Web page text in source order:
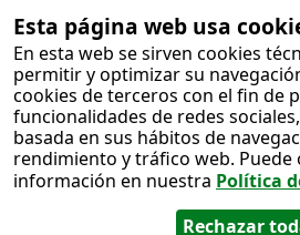
Esta página web usa
En esta web se sirven cookies
permitir y optimizar su
cookies de terceros con el fin de
funcionalidades de redes
basada en sus hábitos de
rendimiento y tráfico web. Puede
información en nuestra Política